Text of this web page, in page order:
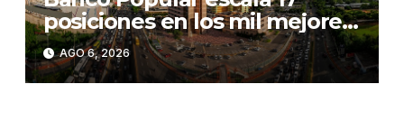
posiciones en los mil mejores
bancos del mundo
AGO 6, 2026